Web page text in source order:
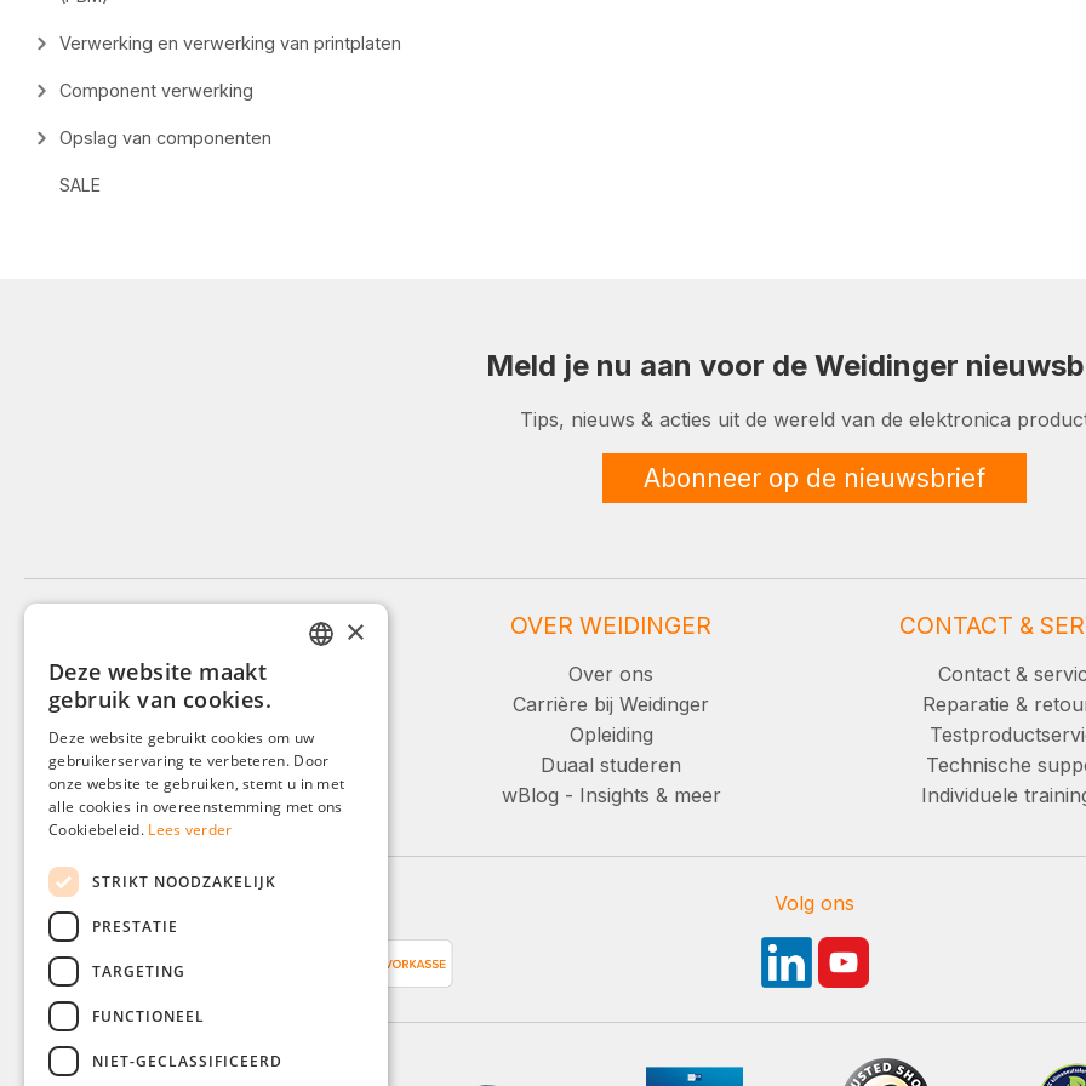
Verwerking en verwerking van printplaten
Component verwerking
Opslag van componenten
SALE
Meld je nu aan voor de Weidinger
Tips, nieuws & acties uit de wereld van de elektronica
Abonneer op de nieuwsbrief
Service en advies:
+49 (0)8142 / 4289 - 300
Ma-Vr, 08:00 - 16:00
Of via ons contactformulier.
OVER WEIDINGER
Over ons
Carrière bij Weidinger
Opleiding
Duaal studeren
wBlog - Insights & meer
CONTACT &
Contact &
Reparatie &
Technische
Individuele
Volg ons
FRENCH
ITALIAN
×
Deze website maakt
gebruik van cookies.
Deze website gebruikt cookies om uw
gebruikerservaring te verbeteren. Door
onze website te gebruiken, stemt u in met
alle cookies in overeenstemming met ons
Cookiebeleid. Lees verder
STRIKT NOODZAKELIJK
PRESTATIE
TARGETING
FUNCTIONEEL
NIET-GECLASSIFICEERD